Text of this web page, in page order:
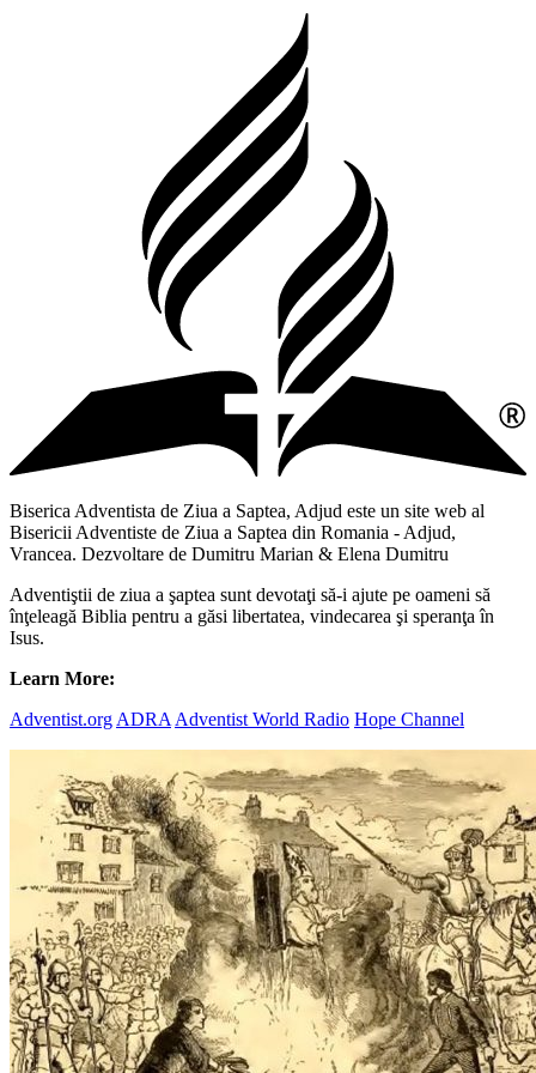
Biserica Adventista de Ziua a Saptea, Adjud este un site web al
Bisericii Adventiste de Ziua a Saptea din Romania - Adjud,
Vrancea. Dezvoltare de Dumitru Marian & Elena Dumitru
Adventiştii de ziua a şaptea sunt devotaţi să-i ajute pe oameni să
înţeleagă Biblia pentru a găsi libertatea, vindecarea şi speranţa în
Isus.
Learn More:
Adventist.org ADRA Adventist World Radio Hope Channel